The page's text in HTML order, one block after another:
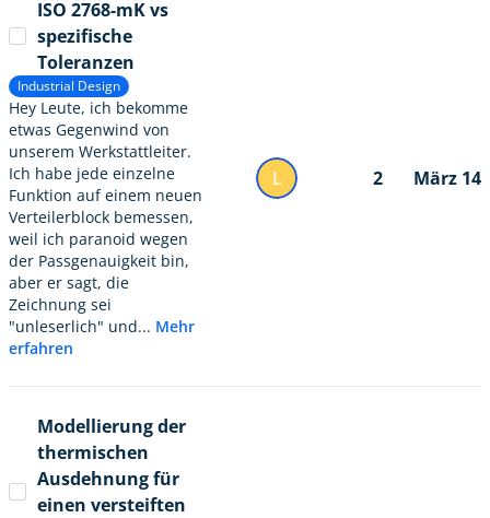
ISO 2768-mK vs
spezifische
Toleranzen
Industrial Design
Hey Leute, ich bekomme
etwas Gegenwind von
unserem Werkstattleiter.
Ich habe jede einzelne
Funktion auf einem neuen
Verteilerblock bemessen,
weil ich paranoid wegen
der Passgenauigkeit bin,
aber er sagt, die
Zeichnung sei
"unleserlich" und... Mehr
erfahren
L 2 März 14
Modellierung der
thermischen
Ausdehnung für
einen versteiften